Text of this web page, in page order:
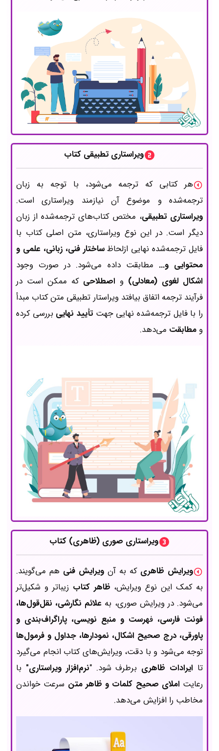
ویراستاری تطبیقی کتاب
هر کتابی که ترجمه می‌شود، با توجه به زبان
ترجمه‌شده و موضوع آن نیازمند ویراستاری است.
ویراستاری تطبیقی، مختص کتاب‌های ترجمه‌شده از زبان
دیگر است. در این نوع ویراستاری، متن اصلی کتاب با
فایل ترجمه‌شده نهایی ازلحاظساختار فنی، زبانی، علمی و
محتوایی و... مطابقت داده می‌شود. در صورت وجود
اشکال لغوی (معادلی) و اصطلاحی که ممکن است در
فرآیند ترجمه اتفاق بیافتد ویراستار تطبیقی متن کتاب مبدأ
را با فایل ترجمه‌شده نهایی جهت تأیید نهایی بررسی کرده
و مطابقت می‌دهد.
ویراستاری صوری (ظاهری) کتاب
ویرایش ظاهریکه به آن ویرایش فنی هم می‌گویند.
به کمک این نوع ویرایش، ظاهر کتاب زیباتر و شکیل‌تر
می‌شود. در ویرایش صوری، به علائم نگارشی، نقل‌قول‌ها،
فونت فارسی، فهرست و منبع نویسی، پاراگراف‌بندی و
پاورقی، درج صحیح اشکال، نمودارها، جداول و فرمول‌ها
توجه می‌شود و با دقت، ویرایش‌های کتاب انجام می‌گیرد
تا ایرادات ظاهری برطرف شود. "نرم‌افزار ویراستاری" با
رعایت املای صحیح کلمات و ظاهر متن سرعت خواندن
مخاطب را افزایش می‌دهد.